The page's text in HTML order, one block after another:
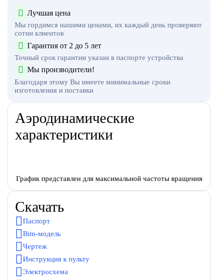
Лучшая цена
Мы гордимся нашими ценами, их каждый день проверяют
сотни клиентов
Гарантия от 2 до 5 лет
Точный срок гарантии указан в паспорте устройства
Мы производители!
Благодаря этому Вы имеете минимальные сроки
изготовления и поставки
Аэродинамические
характеристики
График представлен для максимальной частоты вращения
Скачать
Паспорт
Bim-модель
Чертеж
Инструкция к пульту
Электросхема